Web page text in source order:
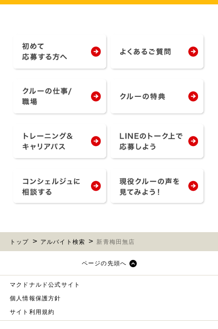
トップ アルバイト検索 新青梅田無店
ページの先頭へ
マクドナルド公式サイト
個人情報保護方針
サイト利用規約